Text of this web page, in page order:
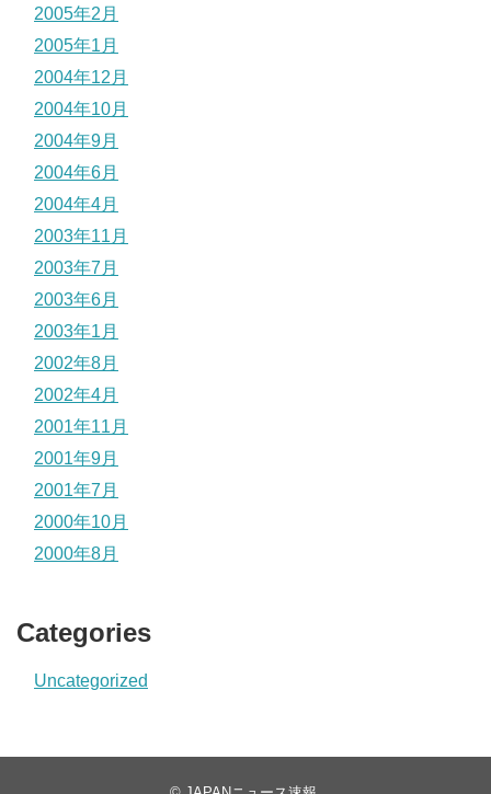
2005年2月
2005年1月
2004年12月
2004年10月
2004年9月
2004年6月
2004年4月
2003年11月
2003年7月
2003年6月
2003年1月
2002年8月
2002年4月
2001年11月
2001年9月
2001年7月
2000年10月
2000年8月
Categories
Uncategorized